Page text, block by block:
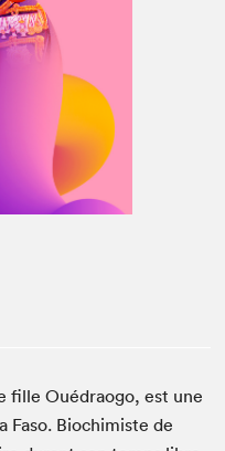
fille Ouédraogo, est une
Faso. Biochimiste de